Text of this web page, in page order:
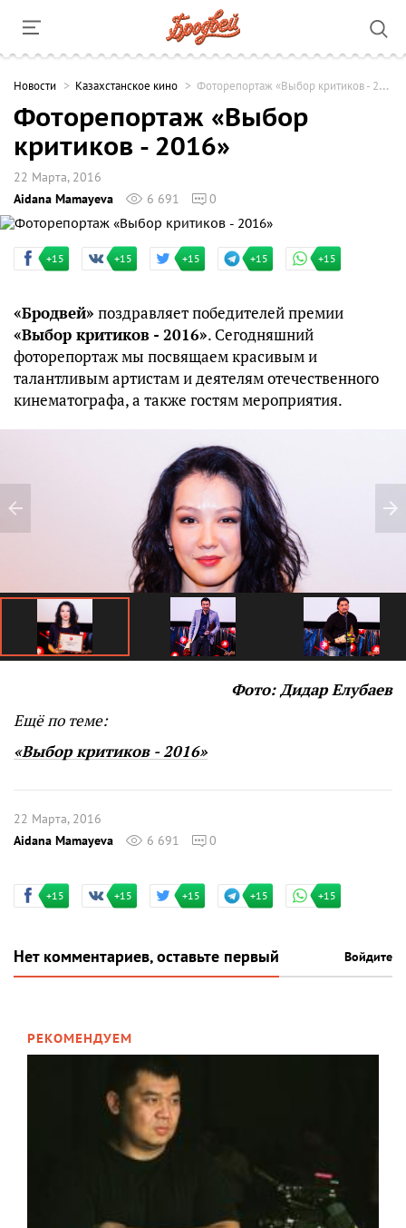
Новости Казахстанское кино Фоторепортаж «Выбор критиков - 2016»
Фоторепортаж «Выбор
критиков - 2016»
22 Марта, 2016
Aidana Mamayeva
6 691 0
+15 +15 +15 +15 +15
«Бродвей» поздравляет победителей премии
«Выбор критиков - 2016». Сегодняшний
фоторепортаж мы посвящаем красивым и
талантливым артистам и деятелям отечественного
кинематографа, а также гостям мероприятия.
Фото: Дидар Елубаев
Ещё по теме:
«Выбор критиков - 2016»
22 Марта, 2016
Aidana Mamayeva
6 691 0
+15 +15 +15 +15 +15
Нет комментариев, оставьте первый Войдите
РЕКОМЕНДУЕМ